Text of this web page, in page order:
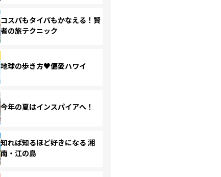
コスパもタイパもかなえる！賢
者の旅テクニック
地球の歩き方♥偏愛ハワイ
今年の夏はインスパイアへ！
知れば知るほど好きになる 湘
南・江の島